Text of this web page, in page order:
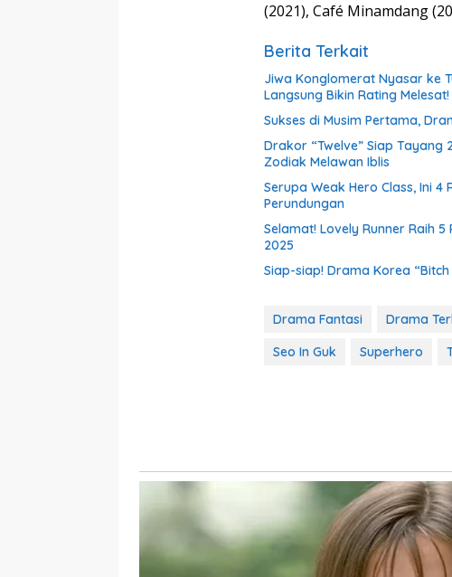
(2021), Café Minamdang
Berita Terkait
Jiwa Konglomerat Nyasar ke
Langsung Bikin Rating Melesat!
Sukses di Musim Pertama,
Drakor “Twelve” Siap Tayang
Zodiak Melawan Iblis
Serupa Weak Hero Class, Ini
Perundungan
Selamat! Lovely Runner Raih
2025
Siap-siap! Drama Korea
Drama Fantasi Drama
Seo In Guk
Superhero